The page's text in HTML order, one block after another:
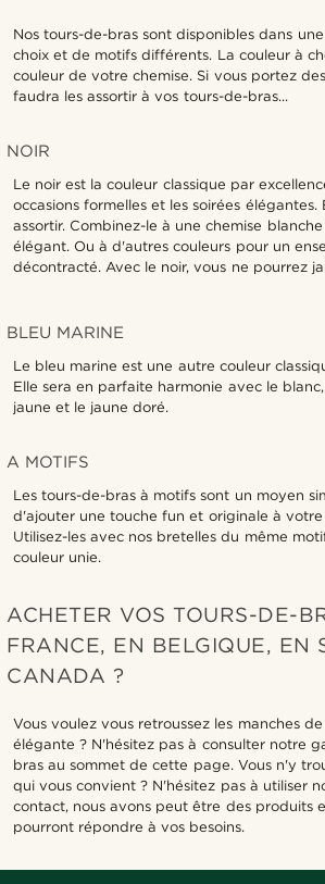
Nos tours-de-bras sont disponibles dans
choix et de motifs différents. La couleur à
couleur de votre chemise. Si vous portez
faudra les assortir à vos tours-de-bras...
NOIR
Le noir est la couleur classique par
occasions formelles et les soirées élégantes.
assortir. Combinez-le à une chemise
élégant. Ou à d'autres couleurs pour un
décontracté. Avec le noir, vous ne pourrez
BLEU MARINE
Le bleu marine est une autre couleur
Elle sera en parfaite harmonie avec le
jaune et le jaune doré.
A MOTIFS
Les tours-de-bras à motifs sont un moyen
d'ajouter une touche fun et originale à
Utilisez-les avec nos bretelles du même
couleur unie.
ACHETER VOS TOURS-DE-
FRANCE, EN BELGIQUE, EN
CANADA ?
Vous voulez vous retroussez les manches
élégante ? N'hésitez pas à consulter notre
bras au sommet de cette page. Vous n'y
qui vous convient ? N'hésitez pas à utiliser
contact, nous avons peut être des produits
pourront répondre à vos besoins.